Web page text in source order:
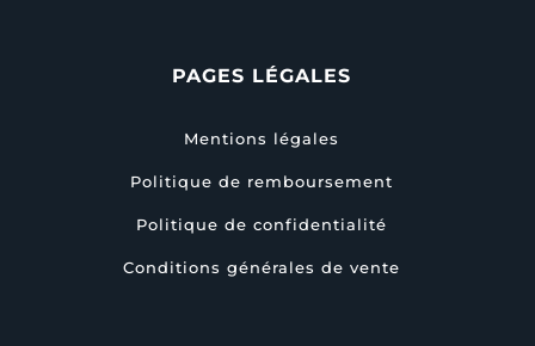
PAGES LÉGALES
Mentions légales
Politique de remboursement
Politique de confidentialité
Conditions générales de vente